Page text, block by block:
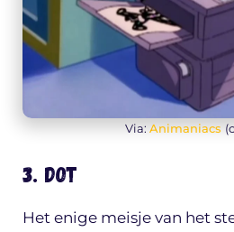
Via: Animaniacs
3. Dot
Het enige meisje van het